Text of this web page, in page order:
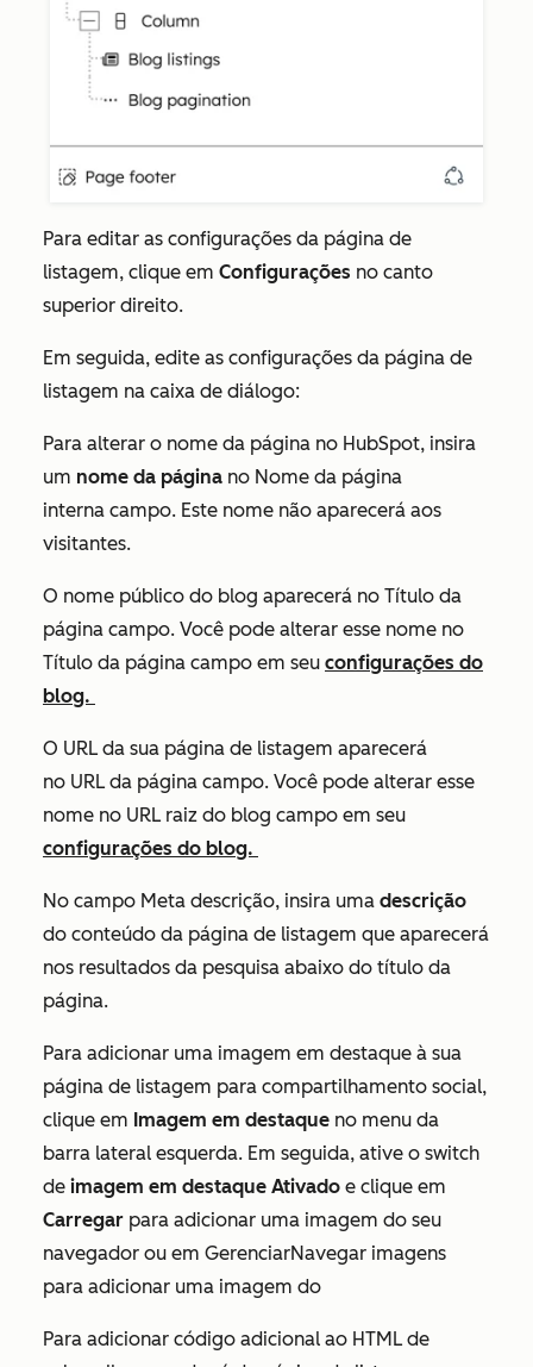
Para editar as configurações da página de
listagem, clique em Configurações no canto
superior direito.
Em seguida, edite as configurações da página de
listagem na caixa de diálogo:
Para alterar o nome da página no HubSpot, insira
um nome da página no Nome da página
interna campo. Este nome não aparecerá aos
visitantes.
O nome público do blog aparecerá no Título da
página campo. Você pode alterar esse nome no
Título da página campo em seu configurações do
blog.
O URL da sua página de listagem aparecerá
no URL da página campo. Você pode alterar esse
nome no URL raiz do blog campo em seu
configurações do blog.
No campo Meta descrição, insira uma descrição
do conteúdo da página de listagem que aparecerá
nos resultados da pesquisa abaixo do título da
página.
Para adicionar uma imagem em destaque à sua
página de listagem para compartilhamento social,
clique em Imagem em destaque no menu da
barra lateral esquerda. Em seguida, ative o switch
de imagem em destaque Ativado e clique em
Carregar para adicionar uma imagem do seu
navegador ou em GerenciarNavegar imagens
para adicionar uma imagem do
Para adicionar código adicional ao HTML de